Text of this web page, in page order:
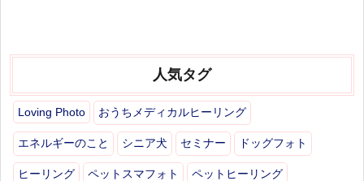
人気タグ
Loving Photo おうちメディカルヒーリング
エネルギーのこと シニア犬 セミナー ドッグフォト
ヒーリング ペットスマフォト ペットヒーリング